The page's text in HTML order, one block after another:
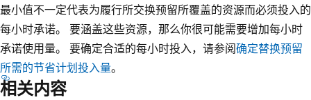
最小值不一定代表为履行所交换预留所覆盖的资源而必须投入的
每小时承诺。 要涵盖这些资源，那么你很可能需要增加每小时
承诺使用量。 要确定合适的每小时投入，请参阅确定替换预留
所需的节省计划投入量。
相关内容